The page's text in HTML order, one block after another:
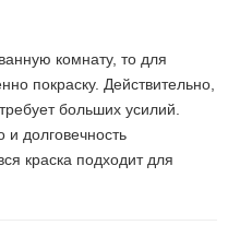
комнату, то для
покраску. Действительно,
больших усилий.
и долговечность
краска подходит для